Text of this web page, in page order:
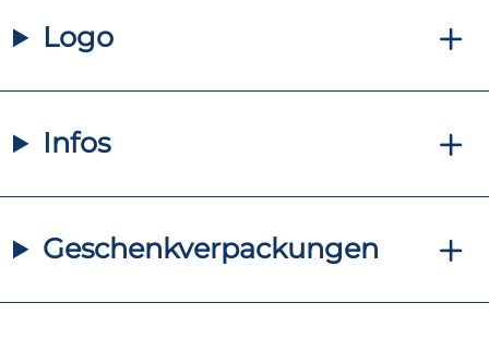
Logo
Infos
Geschenkverpackungen